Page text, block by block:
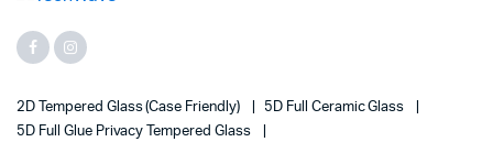
2D Tempered Glass (case Friendly)
5D Full Ceramic Glass
5D Full Glue Privacy Tempered Glass